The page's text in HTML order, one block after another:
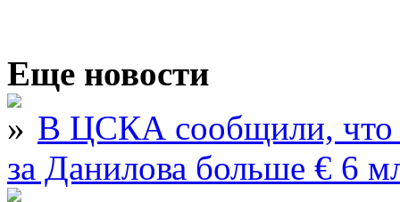
Еще новости
В ЦСКА сообщили, что
за Данилова больше € 6